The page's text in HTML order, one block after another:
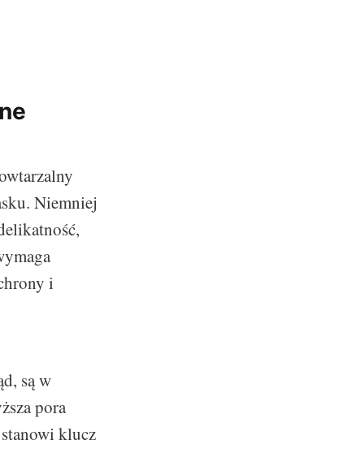
Niemniej
i
są w
pora
klucz